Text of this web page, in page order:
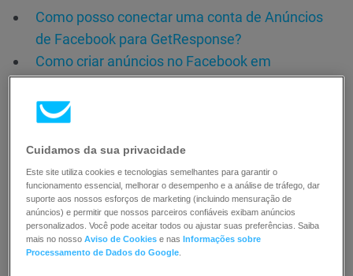
Como posso conectar uma conta de Anúncios
de Facebook para GetResponse?
Como criar anúncios no Facebook em
GetResponse?
Tudo o que precisa de saber sobre a integração dos
Anúncios do Google.
Como gerar conteúdo publicitário utilizando o
Cuidamos da sua privacidade
Este site utiliza cookies e tecnologias semelhantes para garantir o
funcionamento essencial, melhorar o desempenho e a análise de tráfego, dar
suporte aos nossos esforços de marketing (incluindo mensuração de
anúncios) e permitir que nossos parceiros confiáveis exibam anúncios
personalizados. Você pode aceitar todos ou ajustar suas preferências. Saiba
mais no nossoAviso de Cookies e nas Informações sobre
Processamento de Dados do Google